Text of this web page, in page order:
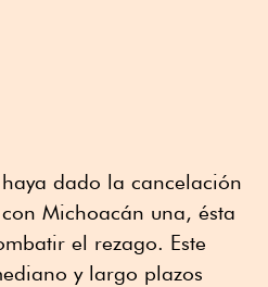
dado la cancelación
Michoacán una, ésta
el rezago. Este
y largo plazos